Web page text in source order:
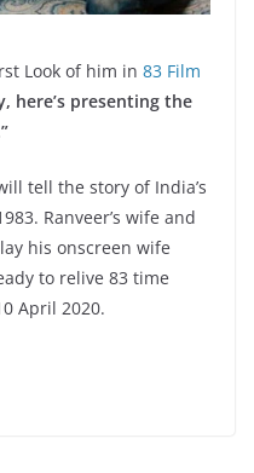
Look of him in 83 Film
here’s presenting the
tell the story of India’s
Ranveer’s wife and
his onscreen wife
to relive 83 time
April 2020.